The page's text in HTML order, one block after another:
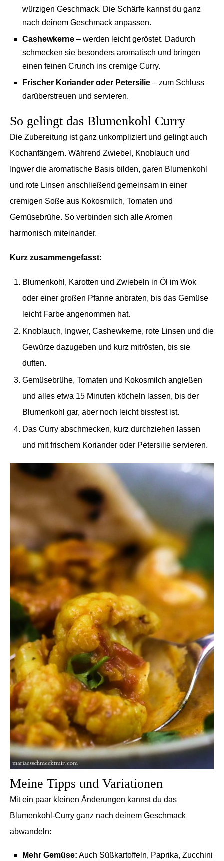
würzigen Geschmack. Die Schärfe kannst du ganz
nach deinem Geschmack anpassen.
Cashewkerne – werden leicht geröstet. Dadurch
schmecken sie besonders aromatisch und bringen
einen feinen Crunch ins cremige Curry.
Frischer Koriander oder Petersilie – zum Schluss
darüberstreuen und servieren.
So gelingt das Blumenkohl Curry
Die Zubereitung ist ganz unkompliziert und gelingt auch
Kochanfängern. Während Zwiebel, Knoblauch und
Ingwer die aromatische Basis bilden, garen Blumenkohl
und rote Linsen anschließend gemeinsam in einer
cremigen Soße aus Kokosmilch, Tomaten und
Gemüsebrühe. So verbinden sich alle Aromen
harmonisch miteinander.
Kurz zusammengefasst:
Blumenkohl, Karotten und Zwiebeln in Öl im Wok
oder einer großen Pfanne anbraten, bis das Gemüse
leicht Farbe angenommen hat.
Knoblauch, Ingwer, Cashewkerne, rote Linsen und die
Gewürze dazugeben und kurz mitrösten, bis sie
duften.
Gemüsebrühe, Tomaten und Kokosmilch angießen
und alles etwa 15 Minuten köcheln lassen, bis der
Blumenkohl gar, aber noch leicht bissfest ist.
Das Curry abschmecken, kurz durchziehen lassen
und mit frischem Koriander oder Petersilie servieren.
Meine Tipps und Variationen
Mit ein paar kleinen Änderungen kannst du das
Blumenkohl-Curry ganz nach deinem Geschmack
abwandeln:
Mehr Gemüse: Auch Süßkartoffeln, Paprika, Zucchini